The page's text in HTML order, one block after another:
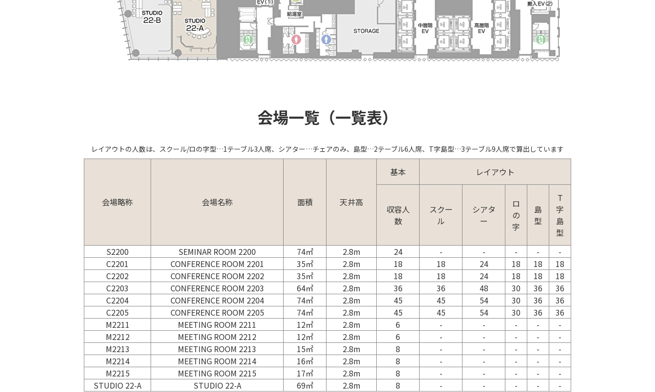
会場一覧（一覧表）
レイアウトの人数は、スクール/ロの字型…1テーブル3人席、シアター…チェアのみ、島型…2テーブル6人席、T字島型…3テーブル9人席で算出しています
会場略称 会場名称 面積 天井高
基本 レイアウト
収容人
数
スクー
ル
シアタ
ー
ロ
の
字
島
型
T
字
島
型
S2200
SEMINAR ROOM 2200 74㎡ 2.8m 24 - - - -
-
C2201
CONFERENCE ROOM 2201 35㎡ 2.8m 18 18 24 18 18
18
C2202
CONFERENCE ROOM 2202 35㎡ 2.8m 18 18 24 18 18
18
C2203
CONFERENCE ROOM 2203 64㎡ 2.8m 36 36 48 30 36
36
C2204
CONFERENCE ROOM 2204 74㎡ 2.8m 45 45 54 30 36
36
C2205
CONFERENCE ROOM 2205 74㎡ 2.8m 45 45 54 30 36
36
M2211
MEETING ROOM 2211 12㎡ 2.8m 6 - - - -
-
M2212
MEETING ROOM 2212 12㎡ 2.8m 6 - - - -
-
M2213
MEETING ROOM 2213 15㎡ 2.8m 8 - - - -
-
M2214
MEETING ROOM 2214 16㎡ 2.8m 8 - - - -
-
M2215
MEETING ROOM 2215 17㎡ 2.8m 8 - - - -
-
STUDIO 22-A
STUDIO 22-A 69㎡ 2.8m 8 - - - - -